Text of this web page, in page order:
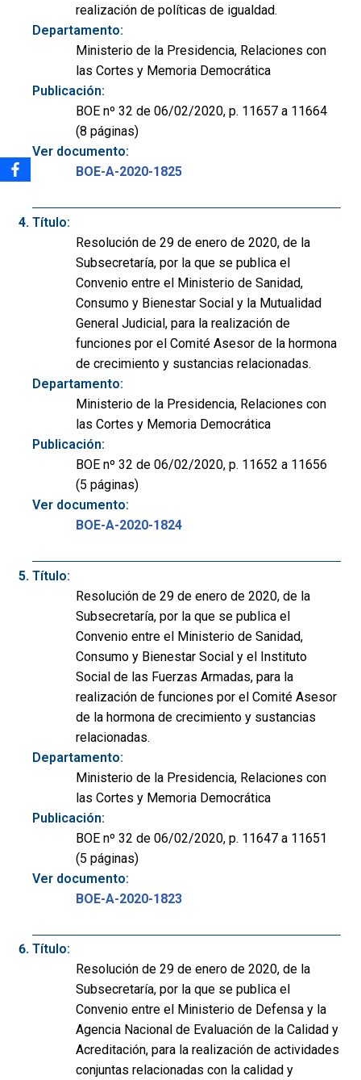
realización de políticas de igualdad.
Departamento:
Ministerio de la Presidencia, Relaciones con
las Cortes y Memoria Democrática
Publicación:
BOE nº 32 de 06/02/2020, p. 11657 a 11664
(8 páginas)
Ver documento:
BOE-A-2020-1825
Título:
Resolución de 29 de enero de 2020, de la
Subsecretaría, por la que se publica el
Convenio entre el Ministerio de Sanidad,
Consumo y Bienestar Social y la Mutualidad
General Judicial, para la realización de
funciones por el Comité Asesor de la hormona
de crecimiento y sustancias relacionadas.
Departamento:
Ministerio de la Presidencia, Relaciones con
las Cortes y Memoria Democrática
Publicación:
BOE nº 32 de 06/02/2020, p. 11652 a 11656
(5 páginas)
Ver documento:
BOE-A-2020-1824
Título:
Resolución de 29 de enero de 2020, de la
Subsecretaría, por la que se publica el
Convenio entre el Ministerio de Sanidad,
Consumo y Bienestar Social y el Instituto
Social de las Fuerzas Armadas, para la
realización de funciones por el Comité Asesor
de la hormona de crecimiento y sustancias
relacionadas.
Departamento:
Ministerio de la Presidencia, Relaciones con
las Cortes y Memoria Democrática
Publicación:
BOE nº 32 de 06/02/2020, p. 11647 a 11651
(5 páginas)
Ver documento:
BOE-A-2020-1823
Título:
Resolución de 29 de enero de 2020, de la
Subsecretaría, por la que se publica el
Convenio entre el Ministerio de Defensa y la
Agencia Nacional de Evaluación de la Calidad y
Acreditación, para la realización de actividades
conjuntas relacionadas con la calidad y